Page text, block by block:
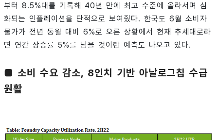
부터 8.5%대를 기록해 40년 만에 최고 수준에 올라서며 심
화되는 인플레이션을 단적으로 보여줬다. 한국도 6월 소비자
물가가 전년 동월 대비 6%로 오른 상황에서 현재 추세대로라
면 연간 상승률 5%를 넘을 것이란 예측도 나오고 있다.
■ 소비 수요 감소, 8인치 기반 아날로그칩 수급
원활